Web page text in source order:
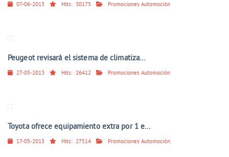
07-06-2013 Hits: 30175 Promociones Automoción
Peugeot revisará el sistema de climatiza...
27-05-2013 Hits: 26412 Promociones Automoción
Toyota ofrece equipamiento extra por 1 e...
17-05-2013 Hits: 27514 Promociones Automoción